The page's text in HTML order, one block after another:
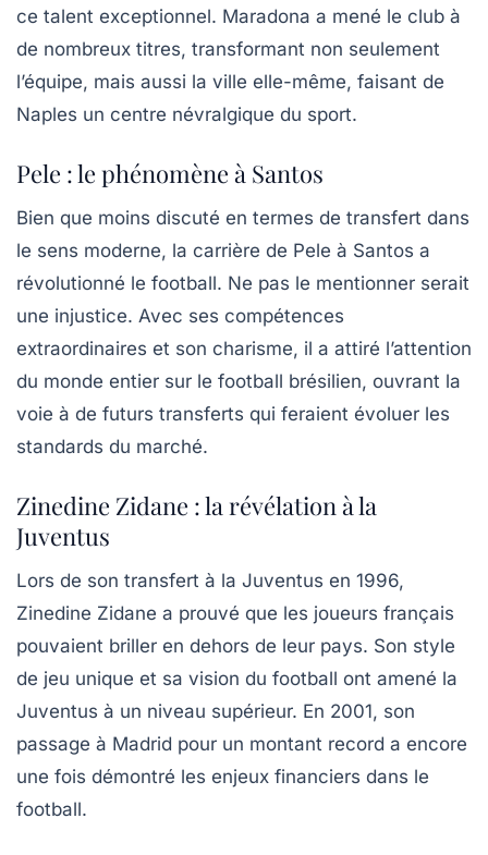
ce talent exceptionnel. Maradona a mené le club à
de nombreux titres, transformant non seulement
l’équipe, mais aussi la ville elle-même, faisant de
Naples un centre névralgique du sport.
Pele : le phénomène à Santos
Bien que moins discuté en termes de transfert dans
le sens moderne, la carrière de Pele à Santos a
révolutionné le football. Ne pas le mentionner serait
une injustice. Avec ses compétences
extraordinaires et son charisme, il a attiré l’attention
du monde entier sur le football brésilien, ouvrant la
voie à de futurs transferts qui feraient évoluer les
standards du marché.
Zinedine Zidane : la révélation à la
Juventus
Lors de son transfert à la Juventus en 1996,
Zinedine Zidane a prouvé que les joueurs français
pouvaient briller en dehors de leur pays. Son style
de jeu unique et sa vision du football ont amené la
Juventus à un niveau supérieur. En 2001, son
passage à Madrid pour un montant record a encore
une fois démontré les enjeux financiers dans le
football.